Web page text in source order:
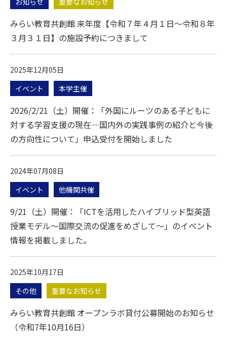
みらい教育共創館 来年度【令和７年４月１日～令和８年
３月３１日】の施設予約につきまして
2025年12月05日
イベント
本学主催
2026/2/21（土）開催：「外国にルーツのある子どもに
対する学習支援の現在―国内外の実践事例の紹介と今後
の方向性について」申込受付を開始しました
2024年07月08日
イベント
他機関共催
9/21（土）開催：「ICTを活用したハイブリッド型英語
授業モデル～国際交流の促進をめざして～」のイベント
情報を掲載しました。
2025年10月17日
その他
重要なお知らせ
みらい教育共創館 オープンラボ貸付公募開始のお知らせ
（令和7年10月16日）